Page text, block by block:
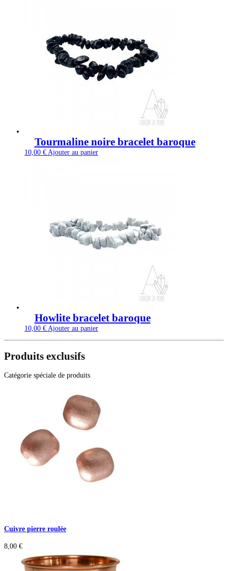
Tourmaline noire bracelet baroque
10,00 € Ajouter au panier
Howlite bracelet baroque
10,00 € Ajouter au panier
Produits exclusifs
Catégorie spéciale de produits
Cuivre pierre roulée
8,00 €